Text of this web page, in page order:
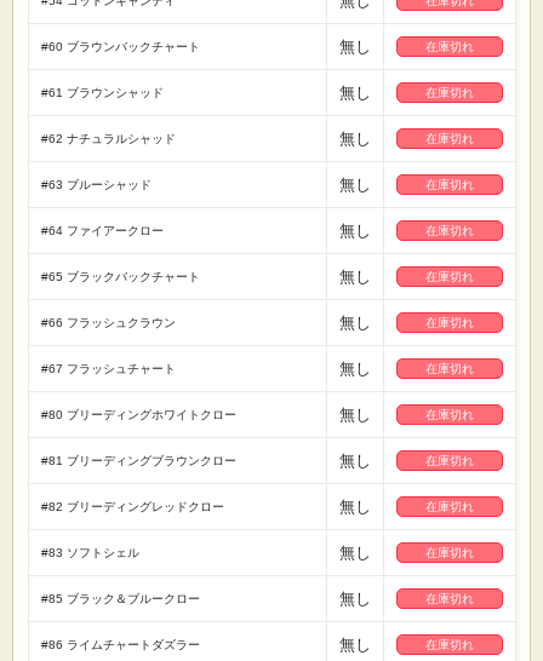
#60 ブラウンバックチャート 無し 在庫切れ
#61 ブラウンシャッド 無し 在庫切れ
#62 ナチュラルシャッド 無し 在庫切れ
#63 ブルーシャッド 無し 在庫切れ
#64 ファイアークロー 無し 在庫切れ
#65 ブラックバックチャート 無し 在庫切れ
#66 フラッシュクラウン 無し 在庫切れ
#67 フラッシュチャート 無し 在庫切れ
#80 ブリーディングホワイトクロー 無し 在庫切れ
#81 ブリーディングブラウンクロー 無し 在庫切れ
#82 ブリーディングレッドクロー 無し 在庫切れ
#83 ソフトシェル 無し 在庫切れ
#85 ブラック＆ブルークロー 無し 在庫切れ
#86 ライムチャートダズラー 無し 在庫切れ